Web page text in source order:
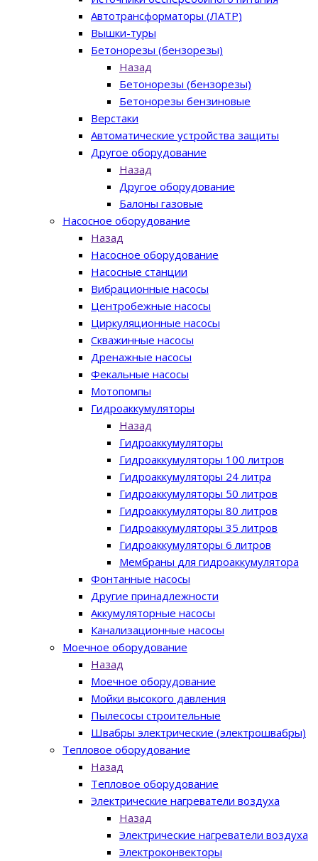
Автотрансформаторы (ЛАТР)
Вышки-туры
Бетонорезы (бензорезы)
Назад
Бетонорезы (бензорезы)
Бетонорезы бензиновые
Верстаки
Автоматические устройства защиты
Другое оборудование
Назад
Другое оборудование
Балоны газовые
Насосное оборудование
Назад
Насосное оборудование
Насосные станции
Вибрационные насосы
Центробежные насосы
Циркуляционные насосы
Скважинные насосы
Дренажные насосы
Фекальные насосы
Мотопомпы
Гидроаккумуляторы
Назад
Гидроаккумуляторы
Гидроаккумуляторы 100 литров
Гидроаккумуляторы 24 литра
Гидроаккумуляторы 50 литров
Гидроаккумуляторы 80 литров
Гидроаккумуляторы 35 литров
Гидроаккумуляторы 6 литров
Мембраны для гидроаккумулятора
Фонтанные насосы
Другие принадлежности
Аккумуляторные насосы
Канализационные насосы
Моечное оборудование
Назад
Моечное оборудование
Мойки высокого давления
Пылесосы строительные
Швабры электрические (электрошвабры)
Тепловое оборудование
Назад
Тепловое оборудование
Электрические нагреватели воздуха
Назад
Электрические нагреватели воздуха
Электроконвекторы